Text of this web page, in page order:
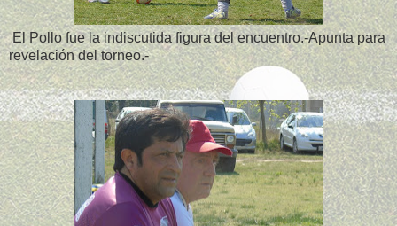
El Pollo fue la indiscutida figura del encuentro.-Apunta para
revelación del torneo.-